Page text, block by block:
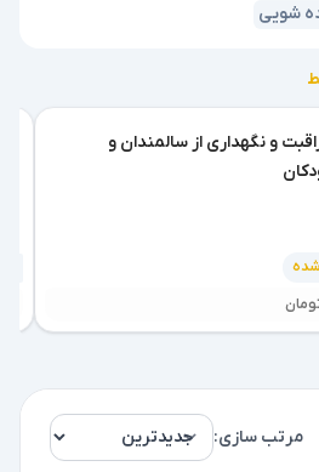
شویی
شده
و نگهداری از سالمندان و
مرتب سازی: